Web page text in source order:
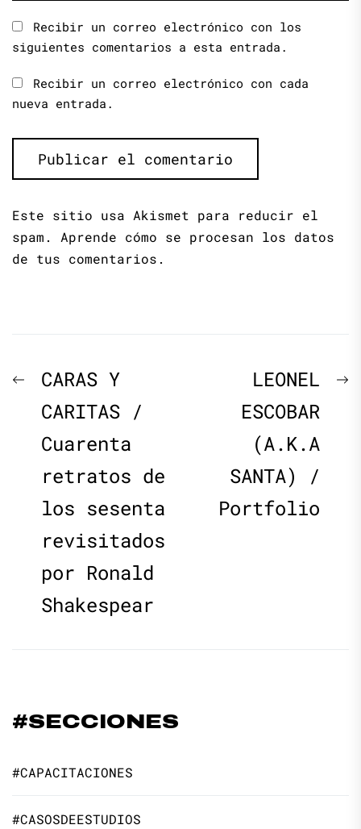
Recibir un correo electrónico con los
siguientes comentarios a esta entrada.
Recibir un correo electrónico con cada
nueva entrada.
Este sitio usa Akismet para reducir el
spam. Aprende cómo se procesan los datos
de tus comentarios.
Navegación
de
entradas
Previous
post:
CARAS Y
CARITAS /
Cuarenta
retratos de
los sesenta
revisitados
por Ronald
Shakespear
LEONEL
ESCOBAR
(A.K.A
SANTA) /
Portfolio
#SECCIONES
#CAPACITACIONES
#CASOSDEESTUDIOS